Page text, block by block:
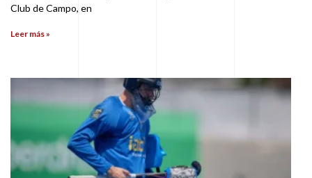
Club de Campo, en
Leer más »